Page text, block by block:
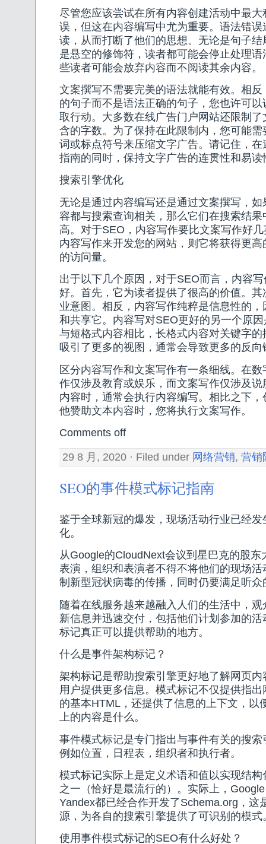
尽管您应该尝试在所有内容创建活动中最
误，但这在内容编写中尤为重要。语法错
读，从而打断了他们的思想。无论是句子
是悬空的修饰符，读者都可能会停止处理
些读者可能会放弃内容而不阅读其余内容。
文案撰写不需要完美的语法就能有效。相
的句子而不是语法正确的句子，您也许可
取行动。大多数在线广告门户网站还限制
含的字数。为了保持在此限制内，您可能
词或标点符号来压缩文字广告。请记住，
指南的同时，保持文字广告的连贯性和易读
搜索引擎优化
无论是通过内容编写还是通过文案撰写，
容都与搜索查询相关，那么它们在搜索结
高。对于SEO，内容写作要比文案写作好
内容写作来开发您的网站，则它将获得更
的访问量。
出于以下几个原因，对于SEO而言，内容
好。首先，它为读者提供了很高的价值。
业意图。相反，内容写作纯粹是信息性的
和共享它。内容写对SEO更好的另一个原
与短格式内容相比，长格式内容对关键字
吸引了更多的视图，通常会导致更多的反向
区分内容写作和文案写作有一条细线。在
作仅涉及教育或娱乐，而文案写作仅涉及
内容时，通常会执行内容编写。相比之下
他赞助文本内容时，您将执行文案写作。
Comments off
29 8 月, 2020 · Filed under 网络营销, 营销
SEO的事件模式标记指南
鉴于全球新冠的爆发，现场活动行业已经
化。
从Google的CloudNext会议到星巴克的股东
表演，组织和表演者不得不将他们的现场
制新型冠状病毒的传播，同时仍要满足听众
随着在线服务越来越融入人们的生活中，
新信息并迅速交付，包括他们计划参加的
标记真正可以提供帮助的地方。
什么是事件架构标记？
架构标记是帮助搜索引擎更好地了解网页
用户提供更多信息。模式标记不仅提供指
的基本HTML，还提供了信息的上下文，以
上的内容是什么。
事件模式标记是专门指出与事件有关的搜
例如位置，日程表，组织者和执行者。
模式标记实际上是定义术语和值以实现结
之一（恰好是最流行的）。实际上，
Yandex都已经合作开发了Schema.org，这
源，为各自的搜索引擎提供了可识别的模式
使用事件模式标记的SEO有什么好处？